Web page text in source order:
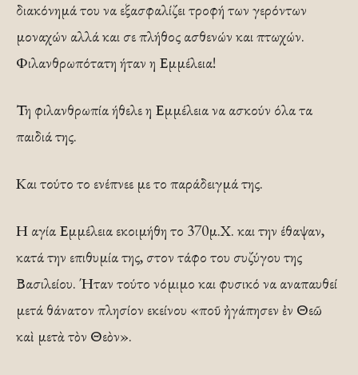
διακόνημά του να εξασφαλίζει τροφή των γερόντων
μοναχών αλλά και σε πλήθος ασθενών και πτωχών.
Φιλανθρωπότατη ήταν η Εμμέλεια!
Τη φιλανθρωπία ήθελε η Εμμέλεια να ασκούν όλα τα
παιδιά της.
Και τούτο το ενέπνεε με το παράδειγμά της.
Η αγία Εμμέλεια εκοιμήθη το 370μ.Χ. και την έθαψαν,
κατά την επιθυμία της, στον τάφο του συζύγου της
Βασιλείου. Ήταν τούτο νόμιμο και φυσικό να αναπαυθεί
μετά θάνατον πλησίον εκείνου «ποῦ ἠγάπησεν ἐν Θεῶ
καὶ μετὰ τὸν Θεὸν».